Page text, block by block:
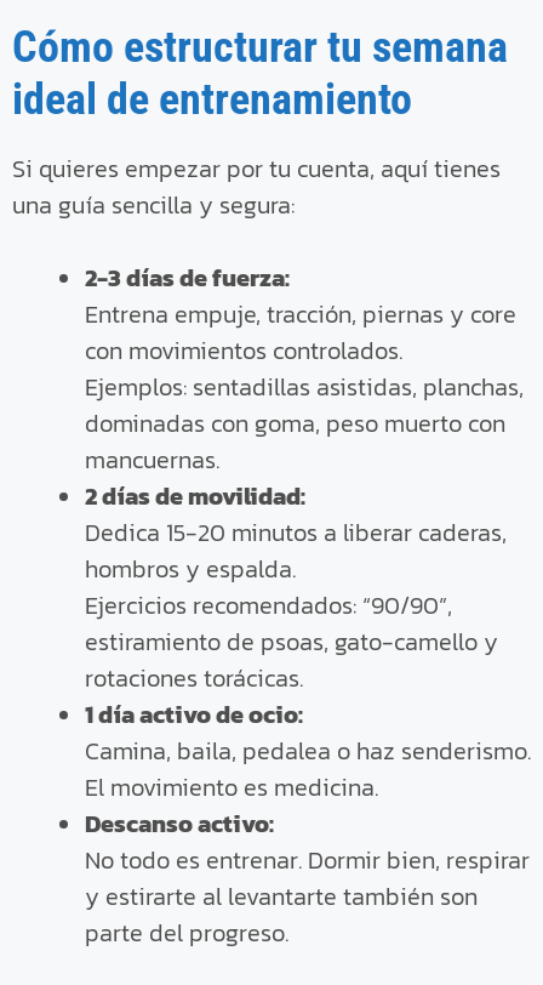
Cómo estructurar tu semana
ideal de entrenamiento
Si quieres empezar por tu cuenta, aquí tienes
una guía sencilla y segura:
2-3 días de fuerza:
Entrena empuje, tracción, piernas y core
con movimientos controlados.
Ejemplos: sentadillas asistidas, planchas,
dominadas con goma, peso muerto con
mancuernas.
2 días de movilidad:
Dedica 15-20 minutos a liberar caderas,
hombros y espalda.
Ejercicios recomendados: “90/90”,
estiramiento de psoas, gato-camello y
rotaciones torácicas.
1 día activo de ocio:
Camina, baila, pedalea o haz senderismo.
El movimiento es medicina.
Descanso activo:
No todo es entrenar. Dormir bien, respirar
y estirarte al levantarte también son
parte del progreso.